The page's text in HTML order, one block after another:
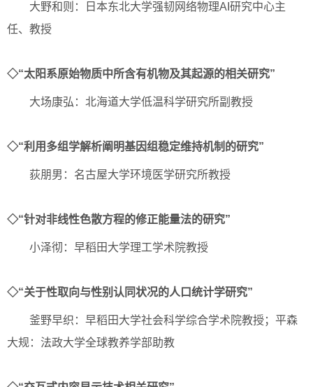
大野和则：日本东北大学强韧网络物理AI研究中心主
任、教授
◇“太阳系原始物质中所含有机物及其起源的相关研究”
大场康弘：北海道大学低温科学研究所副教授
◇“利用多组学解析阐明基因组稳定维持机制的研究”
荻朋男：名古屋大学环境医学研究所教授
◇“针对非线性色散方程的修正能量法的研究”
小泽彻：早稻田大学理工学术院教授
◇“关于性取向与性别认同状况的人口统计学研究”
釜野早织：早稻田大学社会科学综合学术院教授；平森
大规：法政大学全球教养学部助教